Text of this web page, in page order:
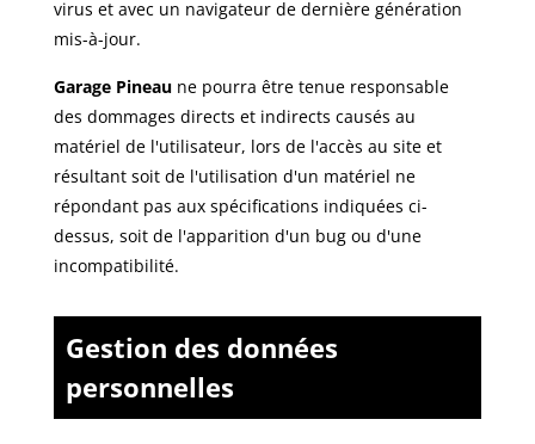
virus et avec un navigateur de dernière génération
mis-à-jour.
Garage Pineau ne pourra être tenue responsable
des dommages directs et indirects causés au
matériel de l'utilisateur, lors de l'accès au site et
résultant soit de l'utilisation d'un matériel ne
répondant pas aux spécifications indiquées ci-
dessus, soit de l'apparition d'un bug ou d'une
incompatibilité.
Gestion des données
personnelles